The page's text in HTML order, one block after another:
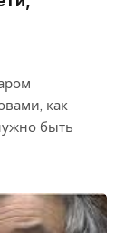
как
быть